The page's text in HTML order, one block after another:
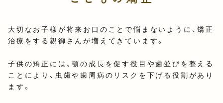
大切なお子様が将来お口のことで悩まないように、矯正
治療をする親御さんが増えてきています。
子供の矯正には、顎の成長を促す役目や歯並びを整える
ことにより、虫歯や歯周病のリスクを下げる役割があり
ます。